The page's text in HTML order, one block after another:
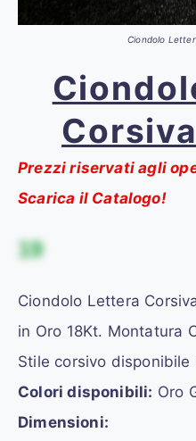
Ciondolo
Prezzi riservati agli
Scarica il Catalogo!
19
Ciondolo Lettera
in Oro 18Kt. Montatura
Stile corsivo
Colori disponibili: Oro
Dimensioni: